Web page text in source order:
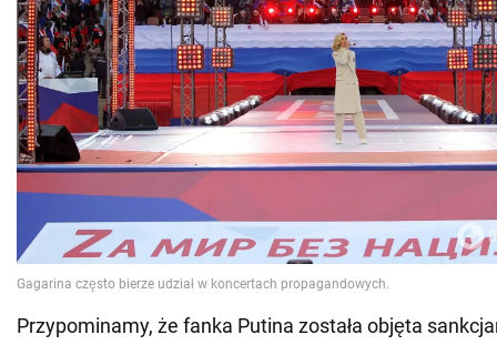
Przypominamy, że fanka Putina została objęta